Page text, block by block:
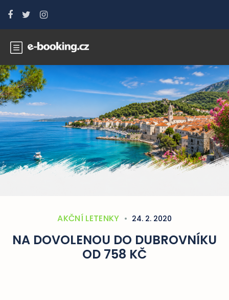
AKČNÍ LETENKY 24. 2. 2020
NA DOVOLENOU DO DUBROVNÍKU
OD 758 KČ